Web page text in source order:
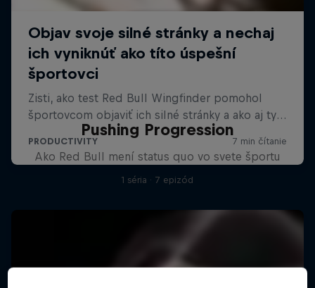
Pushing Progression
Ako Red Bull mení status quo vo svete športu
1 séria · 7 epizód